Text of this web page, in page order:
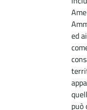
ed
può